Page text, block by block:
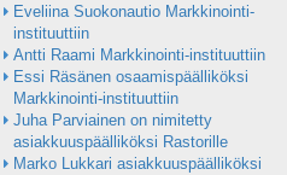
Eveliina Suokonautio Markkinointi-
instituuttiin
Antti Raami Markkinointi-instituuttiin
Essi Räsänen osaamispäälliköksi
Markkinointi-instituuttiin
Juha Parviainen on nimitetty
asiakkuuspäälliköksi Rastorille
Marko Lukkari asiakkuuspäälliköksi